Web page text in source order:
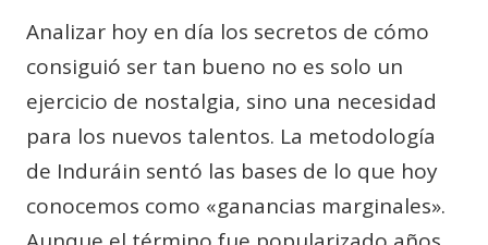
Analizar hoy en día los secretos de cómo
consiguió ser tan bueno no es solo un
ejercicio de nostalgia, sino una necesidad
para los nuevos talentos. La metodología
de Induráin sentó las bases de lo que hoy
conocemos como «ganancias marginales».